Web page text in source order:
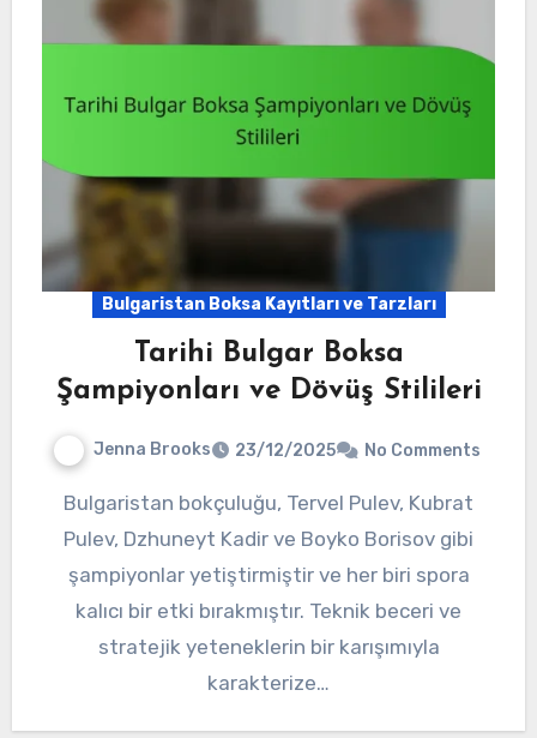
Bulgaristan Boksa Kayıtları ve Tarzları
Tarihi Bulgar Boksa
Şampiyonları ve Dövüş Stilileri
Jenna Brooks 23/12/2025 No Comments
Bulgaristan bokçuluğu, Tervel Pulev, Kubrat
Pulev, Dzhuneyt Kadir ve Boyko Borisov gibi
şampiyonlar yetiştirmiştir ve her biri spora
kalıcı bir etki bırakmıştır. Teknik beceri ve
stratejik yeteneklerin bir karışımıyla
karakterize…